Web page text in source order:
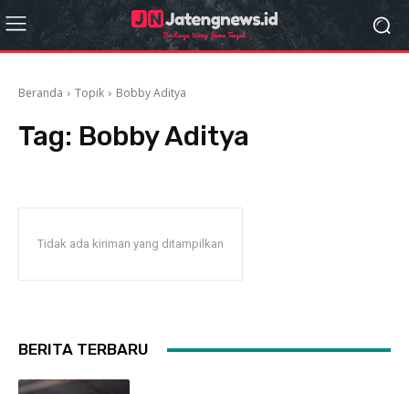
Beranda Topik Bobby Aditya
Tag: Bobby Aditya
Tidak ada kiriman yang ditampilkan
BERITA TERBARU